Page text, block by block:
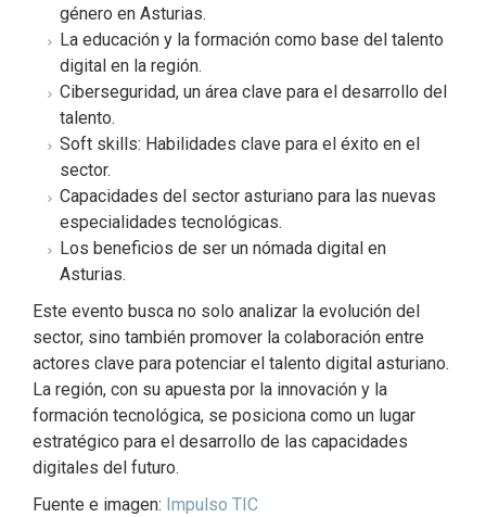
género en Asturias.
La educación y la formación como base del talento
digital en la región.
Ciberseguridad, un área clave para el desarrollo del
talento.
Soft skills: Habilidades clave para el éxito en el
sector.
Capacidades del sector asturiano para las nuevas
especialidades tecnológicas.
Los beneficios de ser un nómada digital en
Asturias.
Este evento busca no solo analizar la evolución del
sector, sino también promover la colaboración entre
actores clave para potenciar el talento digital asturiano.
La región, con su apuesta por la innovación y la
formación tecnológica, se posiciona como un lugar
estratégico para el desarrollo de las capacidades
digitales del futuro.
Fuente e imagen: Impulso TIC